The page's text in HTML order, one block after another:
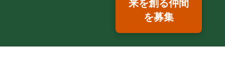
来を創る仲間
を募集